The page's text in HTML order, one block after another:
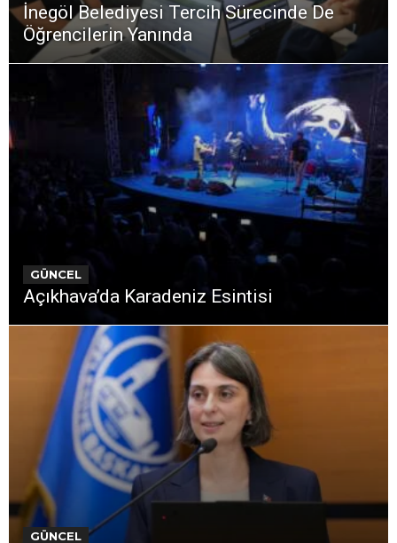
İnegöl Belediyesi Tercih Sürecinde De
Öğrencilerin Yanında
GÜNCEL
Açıkhava’da Karadeniz Esintisi
GÜNCEL